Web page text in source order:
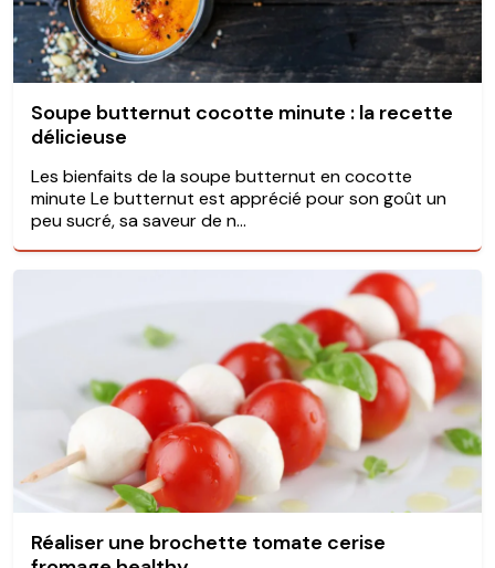
Soupe butternut cocotte minute : la recette
délicieuse
Les bienfaits de la soupe butternut en cocotte
minute Le butternut est apprécié pour son goût un
peu sucré, sa saveur de n...
Réaliser une brochette tomate cerise